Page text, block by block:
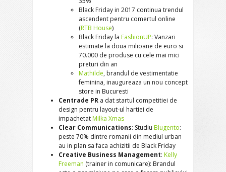
Black Friday in 2017 continua trendul
ascendent pentru comertul online
(RTB House)
Black Friday la FashionUP: Vanzari
estimate la doua milioane de euro si
70.000 de produse cu cele mai mici
preturi din an
Mathilde, brandul de vestimentatie
feminina, inaugureaza un nou concept
store in Bucuresti
Centrade PR a dat startul competitiei de
design pentru layout-ul hartiei de
impachetatMilka Xmas
Clear Communications: Studiu Blugento:
peste 70% dintre romanii din mediul urban
au in plan sa faca achizitii de Black Friday
Creative Business Management: Kelly
Freeman (trainer in comunicare): Brandul